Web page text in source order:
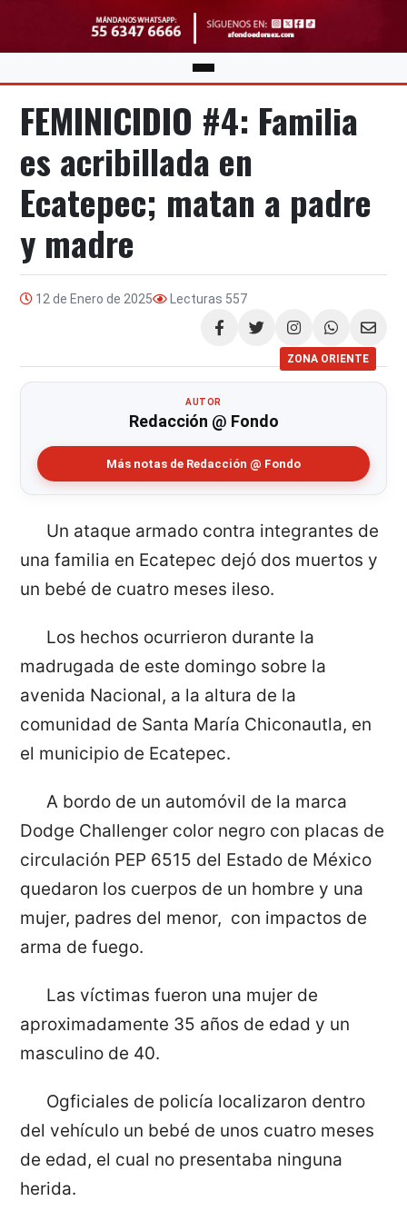
FEMINICIDIO #4: Familia
es acribillada en
Ecatepec; matan a padre
y madre
12 de Enero de 2025 Lecturas 557
Compartir
ZONA ORIENTE
AUTOR
Redacción @ Fondo
Más notas de Redacción @ Fondo
Un ataque armado contra integrantes de
una familia en Ecatepec dejó dos muertos y
un bebé de cuatro meses ileso.
Los hechos ocurrieron durante la
madrugada de este domingo sobre la
avenida Nacional, a la altura de la
comunidad de Santa María Chiconautla, en
el municipio de Ecatepec.
A bordo de un automóvil de la marca
Dodge Challenger color negro con placas de
circulación PEP 6515 del Estado de México
quedaron los cuerpos de un hombre y una
mujer, padres del menor, con impactos de
arma de fuego.
Las víctimas fueron una mujer de
aproximadamente 35 años de edad y un
masculino de 40.
Ogficiales de policía localizaron dentro
del vehículo un bebé de unos cuatro meses
de edad, el cual no presentaba ninguna
herida.